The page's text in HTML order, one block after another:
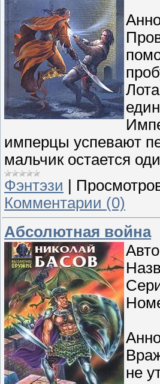
имперцы успевают
мальчик остается
Фэнтэзи
Комментарии (0)
Абсолютная война
не